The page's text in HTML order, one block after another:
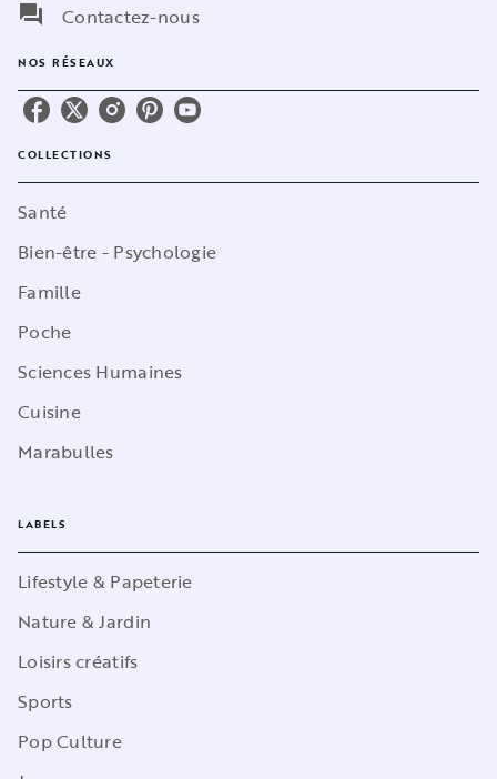
question_answer
Contactez-nous
NOS RÉSEAUX
COLLECTIONS
Santé
Bien-être - Psychologie
Famille
Poche
Sciences Humaines
Cuisine
Marabulles
LABELS
Lifestyle & Papeterie
Nature & Jardin
Loisirs créatifs
Sports
Pop Culture